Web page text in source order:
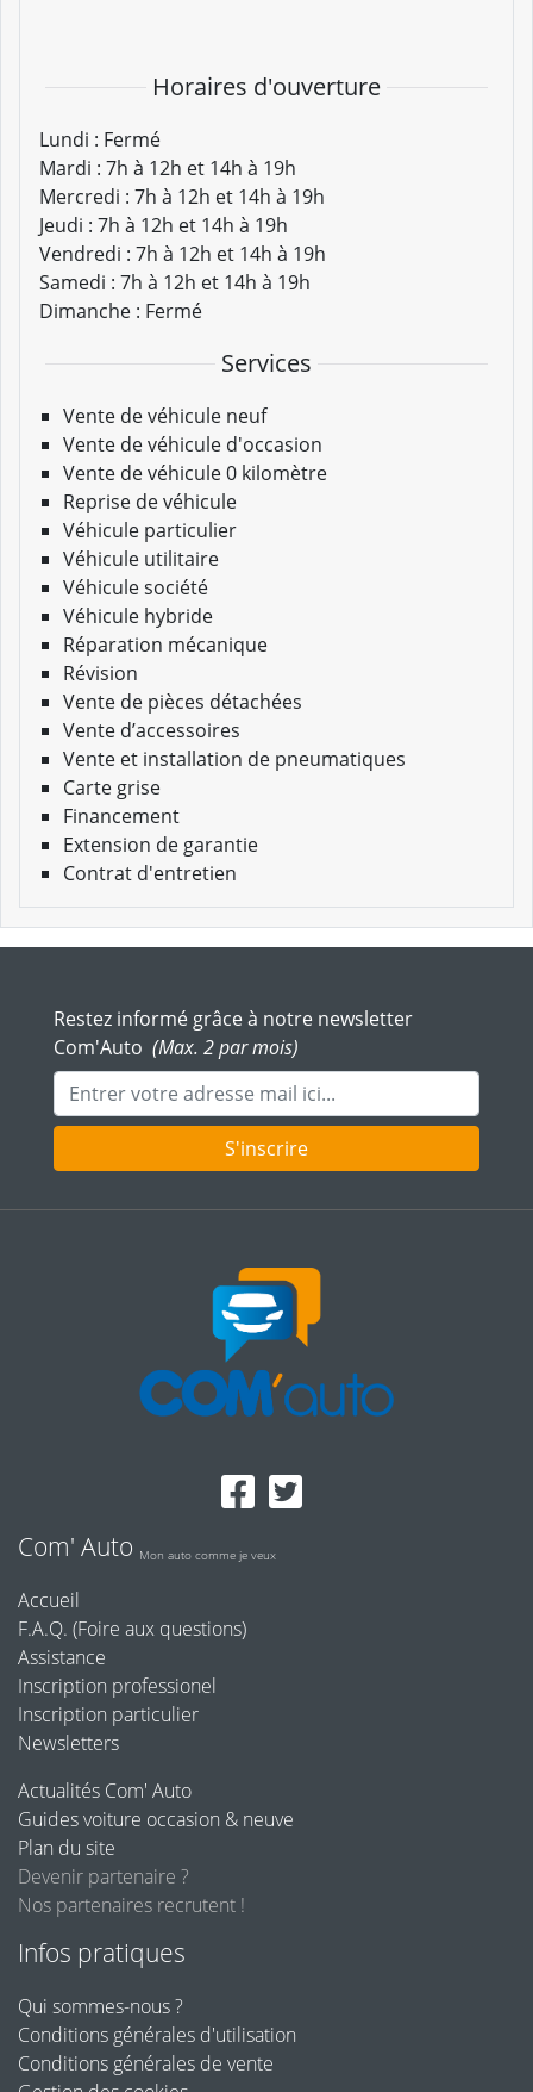
Horaires d'ouverture
Lundi : Fermé
Mardi : 7h à 12h et 14h à 19h
Mercredi : 7h à 12h et 14h à 19h
Jeudi : 7h à 12h et 14h à 19h
Vendredi : 7h à 12h et 14h à 19h
Samedi : 7h à 12h et 14h à 19h
Dimanche : Fermé
Services
Vente de véhicule neuf
Vente de véhicule d'occasion
Vente de véhicule 0 kilomètre
Reprise de véhicule
Véhicule particulier
Véhicule utilitaire
Véhicule société
Véhicule hybride
Réparation mécanique
Révision
Vente de pièces détachées
Vente d’accessoires
Vente et installation de pneumatiques
Carte grise
Financement
Extension de garantie
Contrat d'entretien
Restez informé grâce à notre newsletter
Com'Auto (Max. 2 par mois)
Adresse mail
S'inscrire
Com' Auto Mon auto comme je veux
Accueil
F.A.Q. (Foire aux questions)
Assistance
Inscription professionel
Inscription particulier
Newsletters
Actualités Com' Auto
Guides voiture occasion & neuve
Plan du site
Devenir partenaire ?
Nos partenaires recrutent !
Infos pratiques
Qui sommes-nous ?
Conditions générales d'utilisation
Conditions générales de vente